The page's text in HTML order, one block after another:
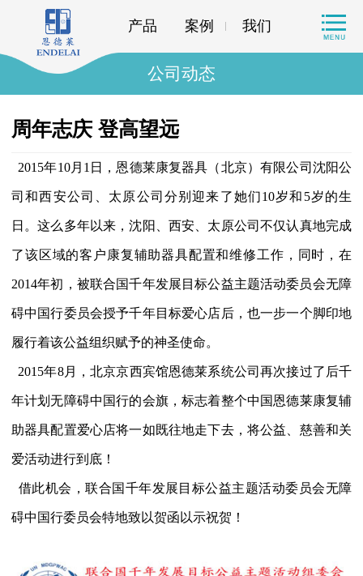
产品 案例 我们
公司动态
周年志庆 登高望远
2015年10月1日，恩德莱康复器具（北京）有限公司沈阳公
司和西安公司、太原公司分别迎来了她们10岁和5岁的生
日。这么多年以来，沈阳、西安、太原公司不仅认真地完成
了该区域的客户康复辅助器具配置和维修工作，同时，在
2014年初，被联合国千年发展目标公益主题活动委员会无障
碍中国行委员会授予千年目标爱心店后，也一步一个脚印地
履行着该公益组织赋予的神圣使命。
2015年8月，北京京西宾馆恩德莱系统公司再次接过了后千
年计划无障碍中国行的会旗，标志着整个中国恩德莱康复辅
助器具配置爱心店将一如既往地走下去，将公益、慈善和关
爱活动进行到底！
借此机会，联合国千年发展目标公益主题活动委员会无障
碍中国行委员会特地致以贺函以示祝贺！